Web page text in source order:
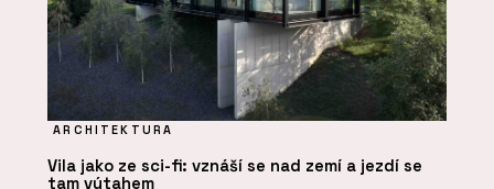
ARCHITEKTURA
Vila jako ze sci-fi: vznáší se nad zemí a jezdí se
tam výtahem